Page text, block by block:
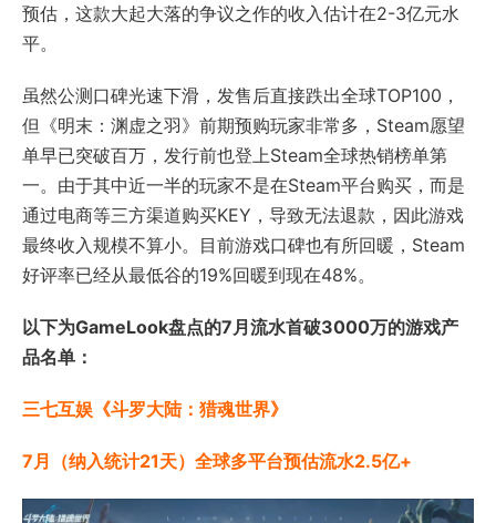
预估，这款大起大落的争议之作的收入估计在2-3亿元水
平。
虽然公测口碑光速下滑，发售后直接跌出全球TOP100，
但《明末：渊虚之羽》前期预购玩家非常多，Steam愿望
单早已突破百万，发行前也登上Steam全球热销榜单第
一。由于其中近一半的玩家不是在Steam平台购买，而是
通过电商等三方渠道购买KEY，导致无法退款，因此游戏
最终收入规模不算小。目前游戏口碑也有所回暖，Steam
好评率已经从最低谷的19%回暖到现在48%。
以下为GameLook盘点的7月流水首破3000万的游戏产
品名单：
三七互娱《斗罗大陆：猎魂世界》
7月（纳入统计21天）全球多平台预估流水2.5亿+